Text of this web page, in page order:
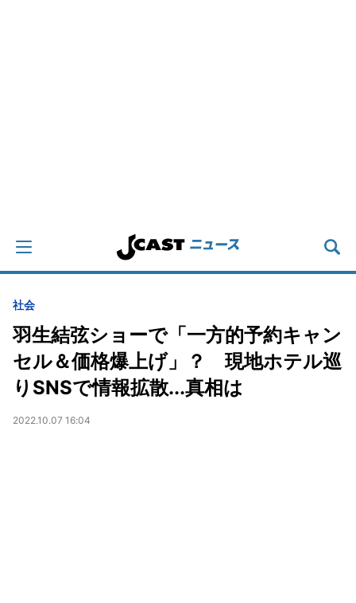
社会
羽生結弦ショーで「一方的予約キャン
セル＆価格爆上げ」？ 現地ホテル巡
りSNSで情報拡散...真相は
2022.10.07 16:04